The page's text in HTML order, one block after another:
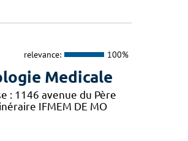
relevance: 100%
Medicale
: 1146 avenue du Père
IFMEM DE MO